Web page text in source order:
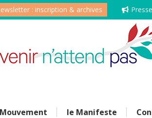
: inscription & archives Presse
le Manifeste